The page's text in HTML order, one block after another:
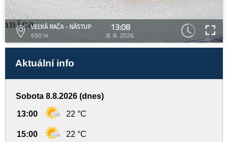
VEĽKÁ RAČA - NÁSTUP
650 m
13:08
8. 8. 2026
Aktuální info
Sobota 8.8.2026 (dnes)
13:00 22 °C
15:00 22 °C